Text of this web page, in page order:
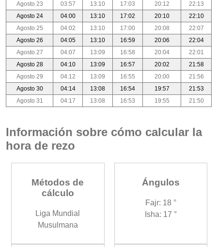
Agosto 23
03:57 13:10 17:03 20:12
22:13
Agosto 24
04:00 13:10 17:02 20:10
22:10
Agosto 25
04:02 13:10 17:00 20:08
22:07
Agosto 26
04:05 13:10 16:59 20:06
22:04
Agosto 27
04:07 13:09 16:58 20:04
22:01
Agosto 28
04:10 13:09 16:57 20:02
21:58
Agosto 29
04:12 13:09 16:55 20:00
21:56
Agosto 30
04:14 13:08 16:54 19:57
21:53
Agosto 31
04:17 13:08 16:53 19:55 21:50
Información sobre cómo calcular la
hora de rezo
Métodos de
cálculo
Liga Mundial
Musulmana
Ángulos
Fajr: 18 °
Isha: 17 °